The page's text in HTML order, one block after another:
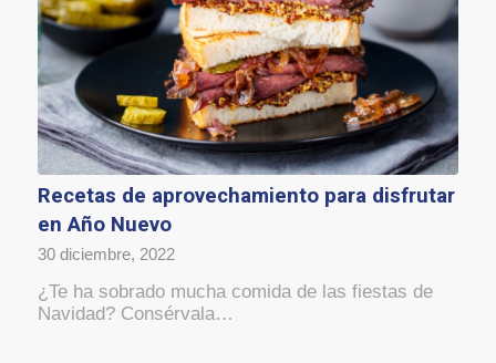
Recetas de aprovechamiento para disfrutar
en Año Nuevo
30 diciembre, 2022
¿Te ha sobrado mucha comida de las fiestas de
Navidad? Consérvala…